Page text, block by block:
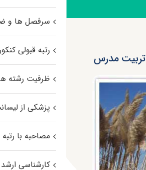
سرفصل ها و
رتبه قبولی
ظرفیت رشته
پزشکی از
مصاحبه با
کارشناسی